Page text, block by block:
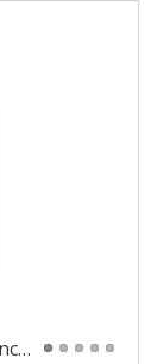
Projeto de Prevenção e Combate a Incêndio